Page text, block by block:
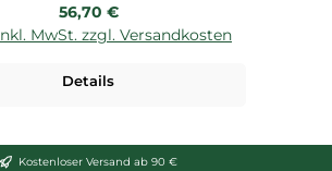
Regulärer Preis:
56,70 €
MwSt. zzgl. Versandkosten
Details
Kostenloser Versand ab 90 €